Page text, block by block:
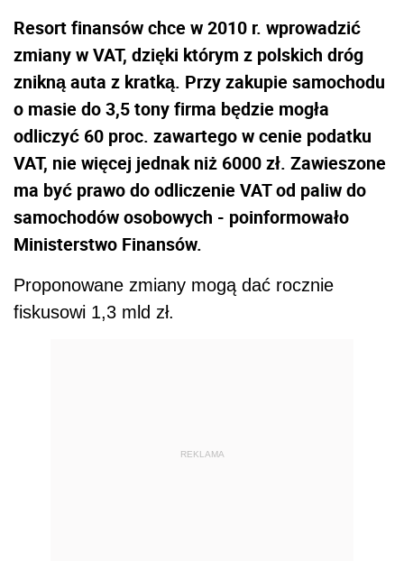
Resort finansów chce w 2010 r. wprowadzić
zmiany w VAT, dzięki którym z polskich dróg
znikną auta z kratką. Przy zakupie samochodu
o masie do 3,5 tony firma będzie mogła
odliczyć 60 proc. zawartego w cenie podatku
VAT, nie więcej jednak niż 6000 zł. Zawieszone
ma być prawo do odliczenie VAT od paliw do
samochodów osobowych - poinformowało
Ministerstwo Finansów.
Proponowane zmiany mogą dać rocznie
fiskusowi 1,3 mld zł.
REKLAMA